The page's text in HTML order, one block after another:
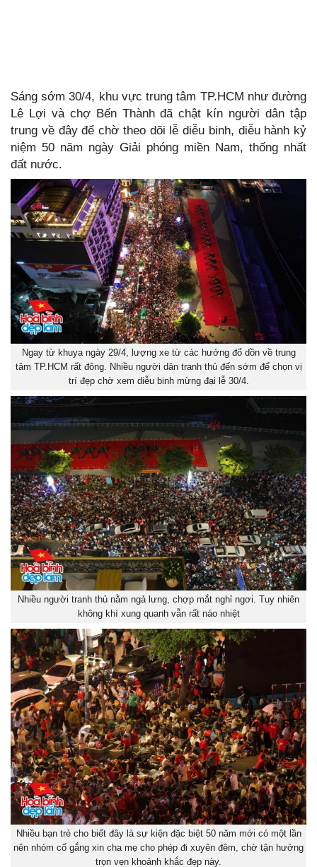
Sáng sớm 30/4, khu vực trung tâm TP.HCM như đường
Lê Lợi và chợ Bến Thành đã chật kín người dân tập
trung về đây để chờ theo dõi lễ diễu binh, diễu hành kỷ
niệm 50 năm ngày Giải phóng miền Nam, thống nhất
đất nước.
Ngay từ khuya ngày 29/4, lượng xe từ các hướng đổ dồn về trung
tâm TP.HCM rất đông. Nhiều người dân tranh thủ đến sớm để chọn vị
trí đẹp chờ xem diễu binh mừng đại lễ 30/4.
Nhiều người tranh thủ nằm ngả lưng, chợp mắt nghỉ ngơi. Tuy nhiên
không khí xung quanh vẫn rất náo nhiệt
Nhiều bạn trẻ cho biết đây là sự kiện đặc biệt 50 năm mới có một lần
nên nhóm cố gắng xin cha mẹ cho phép đi xuyên đêm, chờ tận hưởng
trọn vẹn khoảnh khắc đẹp này.